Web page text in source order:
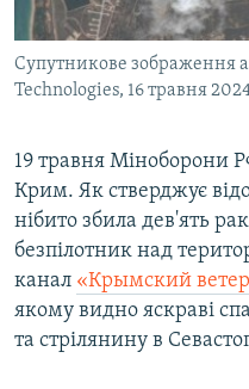
Супутникове зображення
Technologies, 16 травня
19 травня Міноборони
Крим. Як стверджує
нібито збила дев'ять
безпілотник над
канал «Крымский
якому видно яскраві
та стрілянину в